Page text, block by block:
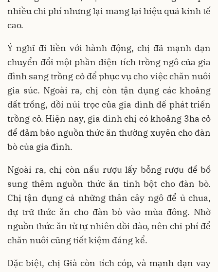
nhiều chi phí nhưng lại mang lại hiệu quả kinh tế
cao.
Ý nghĩ đi liền với hành động, chị đã mạnh dạn
chuyển đổi một phần diện tích trồng ngô của gia
đình sang trồng cỏ để phục vụ cho việc chăn nuôi
gia súc. Ngoài ra, chị còn tận dụng các khoảng
đất trống, đồi núi trọc của gia dình để phát triển
trồng cỏ. Hiện nay, gia đình chị có khoảng 3ha cỏ
để đảm bảo nguồn thức ăn thường xuyên cho đàn
bò của gia đình.
Ngoài ra, chị còn nấu rượu lấy bỗng rượu để bổ
sung thêm nguồn thức ăn tinh bột cho đàn bò.
Chị tận dụng cả những thân cây ngô để ủ chua,
dự trữ thức ăn cho đàn bò vào mùa đông. Nhờ
nguồn thức ăn từ tự nhiên dồi dào, nên chi phí để
chăn nuôi cũng tiết kiệm đáng kể.
Đặc biệt, chị Già còn tích cóp, và mạnh dạn vay